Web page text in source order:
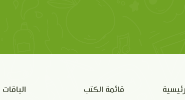
قائمة الكتب الباقات